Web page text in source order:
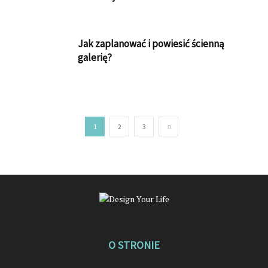
Jak zaplanować i powiesić ścienną
galerię?
1 2 3
O STRONIE